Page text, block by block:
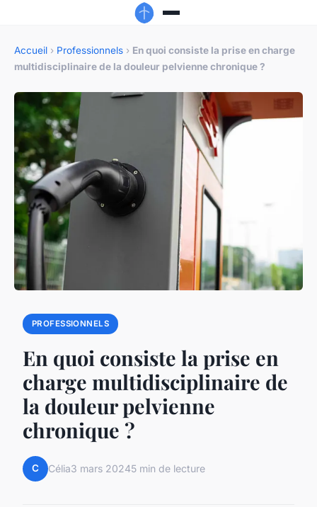
Accueil › Professionnels › En quoi consiste la prise en charge
multidisciplinaire de la douleur pelvienne chronique ?
PROFESSIONNELS
En quoi consiste la prise en
charge multidisciplinaire de
la douleur pelvienne
chronique ?
C Célia3 mars 20245 min de lecture